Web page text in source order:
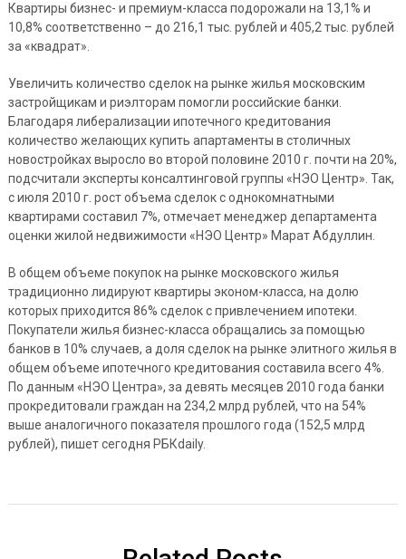
Квартиры бизнес- и премиум-класса подорожали на 13,1% и
10,8% соответственно – до 216,1 тыс. рублей и 405,2 тыс. рублей
за «квадрат».
Увеличить количество сделок на рынке жилья московским
застройщикам и риэлторам помогли российские банки.
Благодаря либерализации ипотечного кредитования
количество желающих купить апартаменты в столичных
новостройках выросло во второй половине 2010 г. почти на 20%,
подсчитали эксперты консалтинговой группы «НЭО Центр». Так,
с июля 2010 г. рост объема сделок с однокомнатными
квартирами составил 7%, отмечает менеджер департамента
оценки жилой недвижимости «НЭО Центр» Марат Абдуллин.
В общем объеме покупок на рынке московского жилья
традиционно лидируют квартиры эконом-класса, на долю
которых приходится 86% сделок с привлечением ипотеки.
Покупатели жилья бизнес-класса обращались за помощью
банков в 10% случаев, а доля сделок на рынке элитного жилья в
общем объеме ипотечного кредитования составила всего 4%.
По данным «НЭО Центра», за девять месяцев 2010 года банки
прокредитовали граждан на 234,2 млрд рублей, что на 54%
выше аналогичного показателя прошлого года (152,5 млрд
рублей), пишет сегодня РБКdaily.